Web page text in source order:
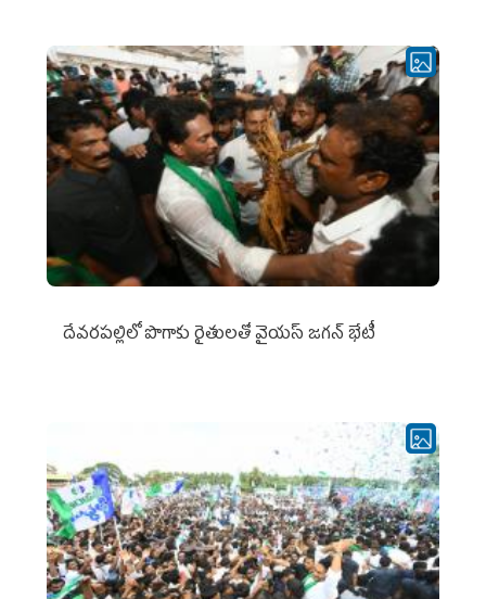
దేవరపల్లిలో పొగాకు రైతులతో వైయస్ జగన్ భేటీ